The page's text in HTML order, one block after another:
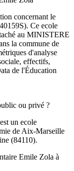
concernant le
). Ce ecole
au MINISTERE
la commune de
d'analyse
effectifs,
de l'Éducation
ou privé ?
un ecole
de Aix-Marseille
(84110).
Emile Zola à